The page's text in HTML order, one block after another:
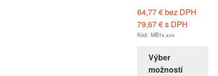
64,77€bez DPH
79,67€s DPH
Kód: MB1x.xxx
Výber
možností